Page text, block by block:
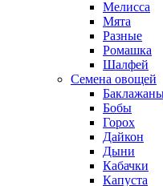
Мелисса
Мята
Разные
Ромашка
Шалфей
Семена овощей
Бобы
Горох
Дайкон
Дыни
Кабачки
Капуста